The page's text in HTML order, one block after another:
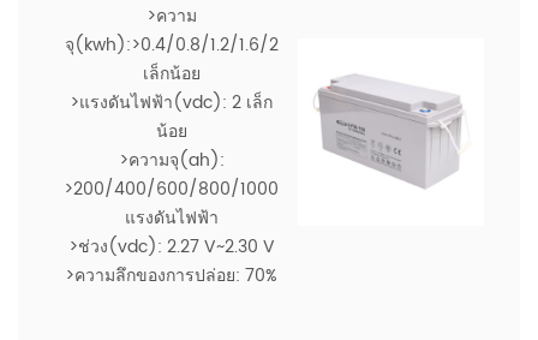
>ความ
จุ(kwh):>0.4/0.8/1.2/1.6/2
เล็กน้อย
>แรงดันไฟฟ้า(vdc): 2 เล็ก
น้อย
>ความจุ(ah):
>200/400/600/800/1000
แรงดันไฟฟ้า
>ช่วง(vdc): 2.27 V~2.30 V
>ความลึกของการปล่อย: 70%